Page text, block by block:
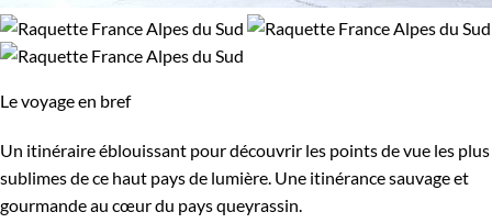
Le voyage en bref
Un itinéraire éblouissant pour découvrir les points de vue les plus
sublimes de ce haut pays de lumière. Une itinérance sauvage et
gourmande au cœur du pays queyrassin.